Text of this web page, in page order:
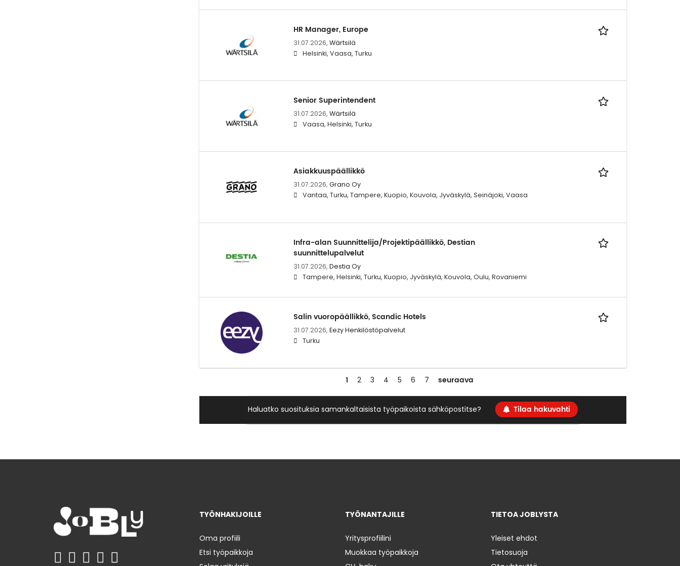
HR Manager, Europe
31.07.2026, Wärtsilä
Helsinki, Vaasa, Turku
Senior Superintendent
31.07.2026, Wärtsilä
Vaasa, Helsinki, Turku
Asiakkuuspäällikkö
31.07.2026, Grano Oy
Vantaa, Turku, Tampere, Kuopio, Kouvola, Jyväskylä, Seinäjoki, Vaasa
Infra-alan Suunnittelija/Projektipäällikkö, Destian
suunnittelupalvelut
31.07.2026, Destia Oy
Tampere, Helsinki, Turku, Kuopio, Jyväskylä, Kouvola, Oulu, Rovaniemi
Salin vuoropäällikkö, Scandic Hotels
31.07.2026, Eezy Henkilöstöpalvelut
Turku
1 2 3 4 5 6 7 seuraava
Haluatko suosituksia samankaltaisista työpaikoista sähköpostitse? Tilaa hakuvahti
TYÖNHAKIJOILLE
Oma profiili
Etsi työpaikkoja
TYÖNANTAJILLE
Yritysprofiilini
Muokkaa työpaikkoja
TIETOA JOBLYSTA
Yleiset ehdot
Tietosuoja